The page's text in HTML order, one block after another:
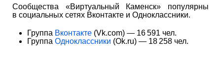
Сообщества «Виртуальный Каменск» популярны
в социальных сетях Вконтакте и Одноклассники.
Группа Вконтакте (Vk.com) — 16 591 чел.
Группа Одноклассники (Ok.ru) — 18 258 чел.